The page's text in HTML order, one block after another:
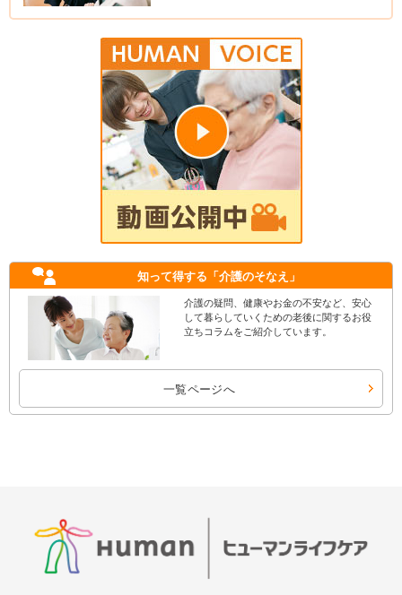
知って得する 「介護のそなえ」
介護の疑問、健康やお金の不安など、安心
して暮らしていくための老後に関するお役
立ちコラムをご紹介しています。
一覧ページへ